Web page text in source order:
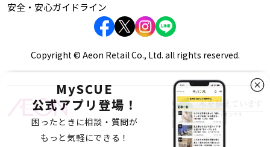
MySCUE
公式アプリ登場！
困ったときに相談・質問が
もっと気軽にできる！
安全・安心ガイドライン
Copyright © Aeon Retail Co., Ltd. all rights reserved.